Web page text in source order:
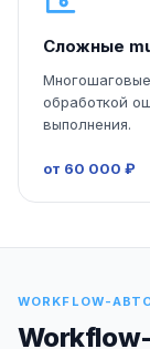
Сложные
обработкой
выполнения.
от 60 000 ₽
WORKFLOW-